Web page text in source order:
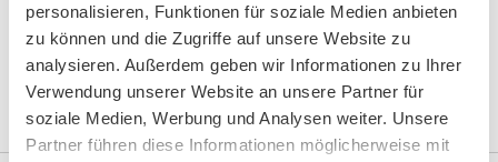
personalisieren, Funktionen für soziale Medien anbieten
zu können und die Zugriffe auf unsere Website zu
analysieren. Außerdem geben wir Informationen zu Ihrer
Verwendung unserer Website an unsere Partner für
soziale Medien, Werbung und Analysen weiter. Unsere
Partner führen diese Informationen möglicherweise mit